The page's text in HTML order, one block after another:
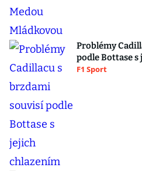
Problémy
podle Bottase
F1 Sport